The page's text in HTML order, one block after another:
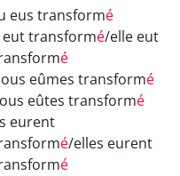
eus transformé
eut transformé/elle eut
é
eûmes transformé
eûtes transformé
eurent
é/elles eurent
é